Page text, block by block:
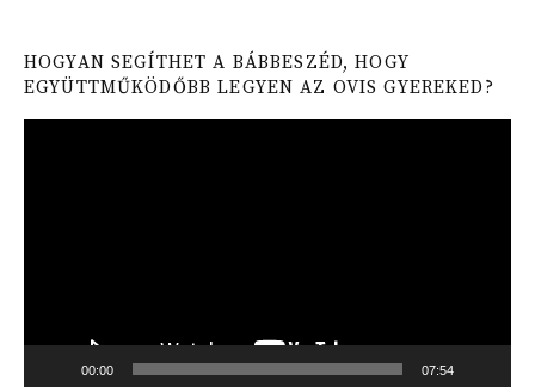
HOGYAN SEGÍTHET A BÁBBESZÉD, HOGY
EGYÜTTMŰKÖDŐBB LEGYEN AZ OVIS GYEREKED?
00:00 07:54